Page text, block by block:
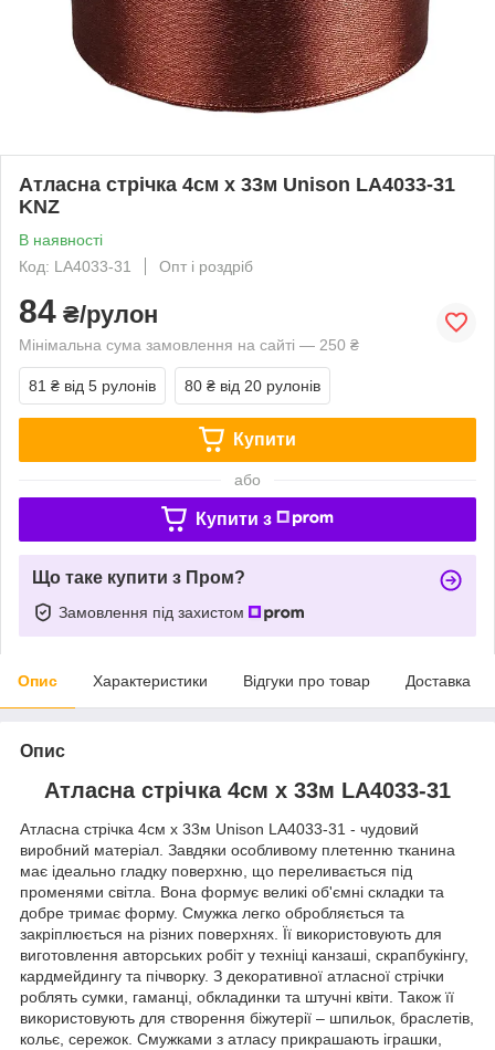
Атласна стрічка 4см x 33м Unison LA4033-31
KNZ
В наявності
Код: LA4033-31
Опт і роздріб
84 ₴/рулон
Мінімальна сума замовлення на сайті — 250 ₴
81 ₴ від 5 рулонів 80 ₴ від 20 рулонів
Купити
або
Купити з
Що таке купити з Пром?
Замовлення під захистом
Опис Характеристики Відгуки про товар Доставка
Опис
Атласна стрічка 4см x 33м LA4033-31
Атласна стрічка 4см x 33м Unison LA4033-31 - чудовий
виробний матеріал. Завдяки особливому плетенню тканина
має ідеально гладку поверхню, що переливається під
променями світла. Вона формує великі об'ємні складки та
добре тримає форму. Смужка легко обробляється та
закріплюється на різних поверхнях. Її використовують для
виготовлення авторських робіт у техніці канзаші, скрапбукінгу,
кардмейдингу та пічворку. З декоративної атласної стрічки
роблять сумки, гаманці, обкладинки та штучні квіти. Також її
використовують для створення біжутерії – шпильок, браслетів,
кольє, сережок. Смужками з атласу прикрашають іграшки,